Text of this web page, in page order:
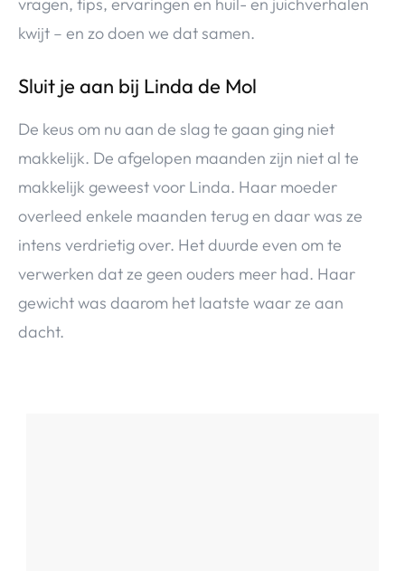
kwijt – en zo doen we dat samen.
Sluit je aan bij Linda de Mol
De keus om nu aan de slag te gaan ging niet
makkelijk. De afgelopen maanden zijn niet al te
makkelijk geweest voor Linda. Haar moeder
overleed enkele maanden terug en daar was ze
intens verdrietig over. Het duurde even om te
verwerken dat ze geen ouders meer had. Haar
gewicht was daarom het laatste waar ze aan
dacht.